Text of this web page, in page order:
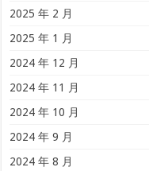
2025 年 2 月
2025 年 1 月
2024 年 12 月
2024 年 11 月
2024 年 10 月
2024 年 9 月
2024 年 8 月